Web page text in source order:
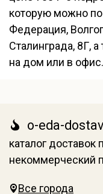
которую можно
Федерация,
Сталинграда, 8Г,
на дом или в офис.
o-eda-
каталог доставок
некоммерческий
Все города